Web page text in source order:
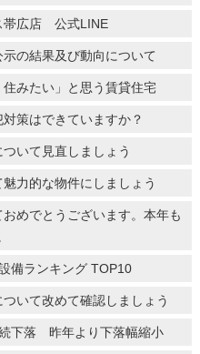
帯広店 公式LINE
の結果及び動向について
みたい」と思う賃貸住宅
策はできていますか？
いて見直しましょう
力的な物件にしましょう
めでとうございます。本年も
備ランキング TOP10
いて改めて確認しましょう
下落 昨年より下落幅縮小